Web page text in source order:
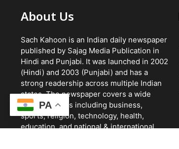
About Us
Sach Kahoon is an Indian daily newspaper
published by Sajag Media Publication in
Hindi and Punjabi. It was launched in 2002
(Hindi) and 2003 (Punjabi) and has a
strong readership across multiple Indian
states. The newspaper covers a wide
range of topics including business,
sports, religion, technology, health,
education, and national & international
PA